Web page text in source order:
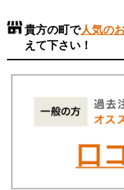
貴方の町で人気の
えて下さい！